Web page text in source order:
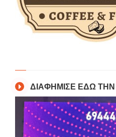
ΔΙΑΦΗΜΙΣΕ ΕΔΩ ΤΗΝ